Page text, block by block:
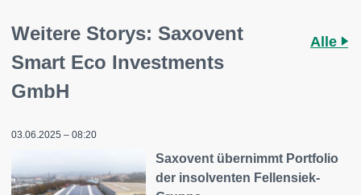
Weitere Storys: Saxovent
Smart Eco Investments
GmbH
Alle
03.06.2025 – 08:20
Saxovent übernimmt Portfolio
der insolventen Fellensiek-